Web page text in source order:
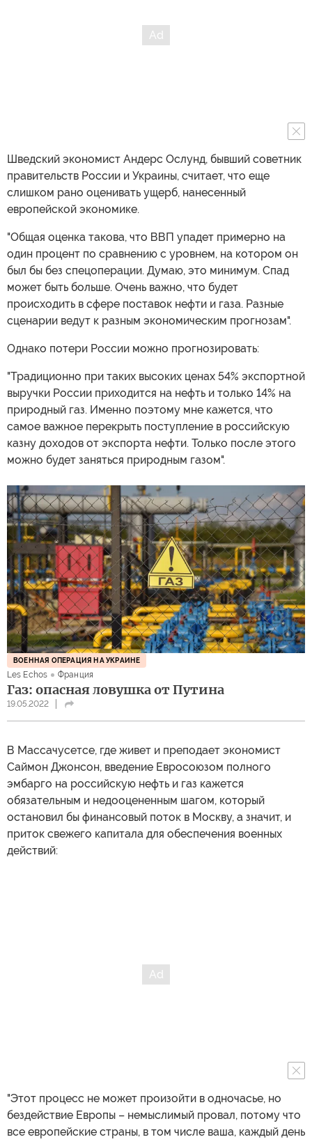
Шведский экономист Андерс Ослунд, бывший советник
правительств России и Украины, считает, что еще
слишком рано оценивать ущерб, нанесенный
европейской экономике.
"Общая оценка такова, что ВВП упадет примерно на
один процент по сравнению с уровнем, на котором он
был бы без спецоперации. Думаю, это минимум. Спад
может быть больше. Очень важно, что будет
происходить в сфере поставок нефти и газа. Разные
сценарии ведут к разным экономическим прогнозам".
Однако потери России можно прогнозировать:
"Традиционно при таких высоких ценах 54% экспортной
выручки России приходится на нефть и только 14% на
природный газ. Именно поэтому мне кажется, что
самое важное перекрыть поступление в российскую
казну доходов от экспорта нефти. Только после этого
можно будет заняться природным газом".
ВОЕННАЯ ОПЕРАЦИЯ НА УКРАИНЕ
Les Echos Франция
Газ: опасная ловушка от Путина
19.05.2022
В Массачусетсе, где живет и преподает экономист
Саймон Джонсон, введение Евросоюзом полного
эмбарго на российскую нефть и газ кажется
обязательным и недооцененным шагом, который
остановил бы финансовый поток в Москву, а значит, и
приток свежего капитала для обеспечения военных
действий:
"Этот процесс не может произойти в одночасье, но
бездействие Европы – немыслимый провал, потому что
все европейские страны, в том числе ваша, каждый день